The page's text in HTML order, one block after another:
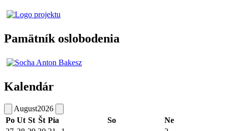
Pamätník oslobodenia
Kalendár
August2026
Po Ut St Št Pia So
Ne